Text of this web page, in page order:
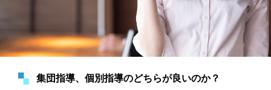
集団指導、個別指導のどちらが良いのか？